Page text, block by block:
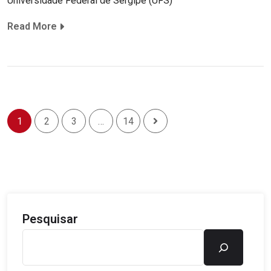
Read More
1 2 3 … 14
Pesquisar